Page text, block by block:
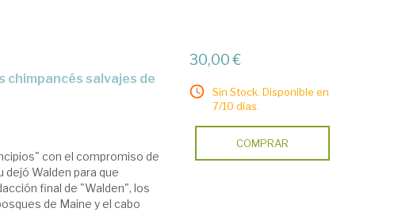
con el compromiso de
dejó Walden para que
final de "Walden", los
de Maine y el cabo
30,00 €
Sin Stock. Disponible en
7/10 días.
COMPRAR